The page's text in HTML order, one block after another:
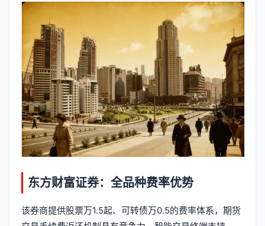
东方财富证券：全品种费率优势
该券商提供股票万1.5起、可转债万0.5的费率体系，期货